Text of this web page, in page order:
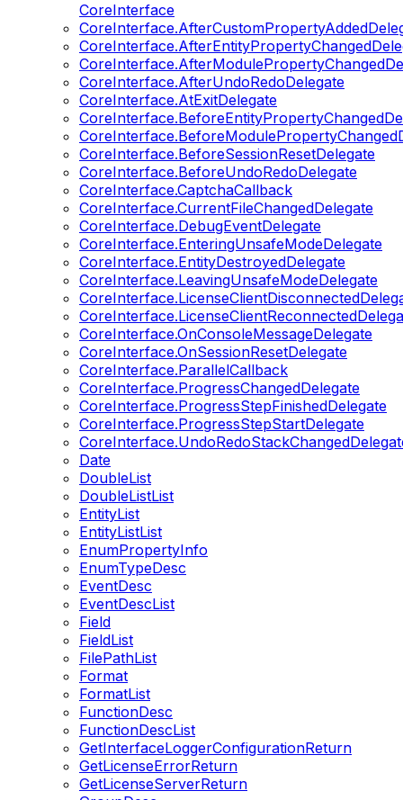
CoreInterface
CoreInterface.AfterUndoRedoDelegate
CoreInterface.AtExitDelegate
CoreInterface.BeforeSessionResetDelegate
CoreInterface.BeforeUndoRedoDelegate
CoreInterface.CaptchaCallback
CoreInterface.CurrentFileChangedDelegate
CoreInterface.DebugEventDelegate
CoreInterface.EnteringUnsafeModeDelegate
CoreInterface.EntityDestroyedDelegate
CoreInterface.LeavingUnsafeModeDelegate
CoreInterface.OnConsoleMessageDelegate
CoreInterface.OnSessionResetDelegate
CoreInterface.ParallelCallback
CoreInterface.ProgressChangedDelegate
CoreInterface.ProgressStepFinishedDelegate
CoreInterface.ProgressStepStartDelegate
Date
DoubleList
DoubleListList
EntityList
EntityListList
EnumPropertyInfo
EnumTypeDesc
EventDesc
EventDescList
Field
FieldList
FilePathList
Format
FormatList
FunctionDesc
FunctionDescList
GetInterfaceLoggerConfigurationReturn
GetLicenseErrorReturn
GetLicenseServerReturn